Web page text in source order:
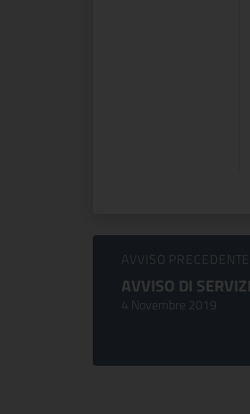
Sfoglia
AVVISO
AVVISO DI
4 Novembre 2019